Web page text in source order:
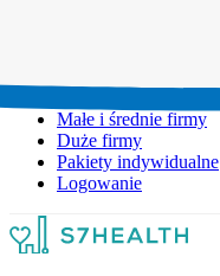
Małe i średnie firmy
Duże firmy
Pakiety indywidualne
Logowanie